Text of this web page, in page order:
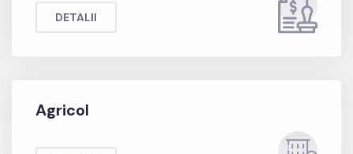
DETALII
Agricol